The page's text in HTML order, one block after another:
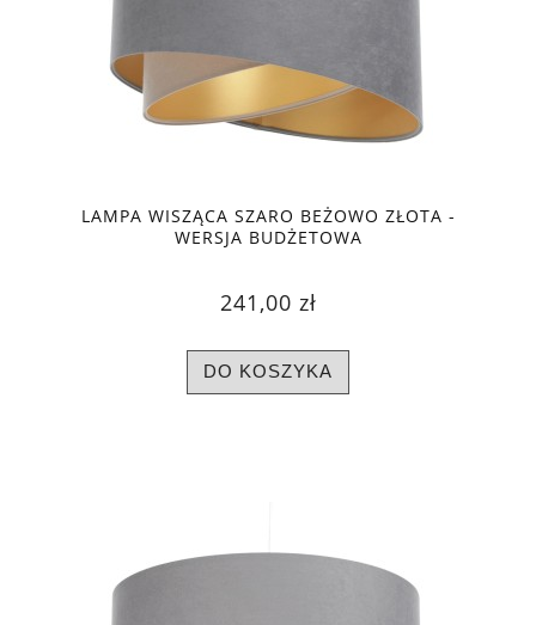
LAMPA WISZĄCA SZARO BEŻOWO ZŁOTA -
WERSJA BUDŻETOWA
241,00 zł
DO KOSZYKA